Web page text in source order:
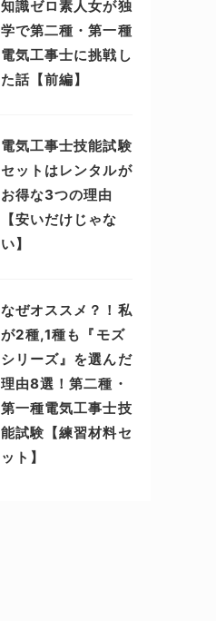
知識ゼロ素人女が独
学で第二種・第一種
電気工事士に挑戦し
た話【前編】
電気工事士技能試験
セットはレンタルが
お得な3つの理由
【安いだけじゃな
い】
なぜオススメ？！私
が2種,1種も『モズ
シリーズ』を選んだ
理由8選！第二種・
第一種電気工事士技
能試験【練習材料セ
ット】